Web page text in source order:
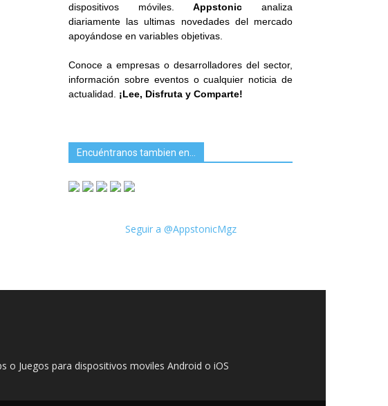
dispositivos móviles.Appstonic analiza
diariamente las ultimas novedades del mercado
apoyándose en variables objetivas.
Conoce a empresas o desarrolladores del sector,
información sobre eventos o cualquier noticia de
actualidad. ¡Lee, Disfruta y Comparte!
Encuéntranos tambien en…
Seguir a @AppstonicMgz
o Juegos para dispositivos moviles Android o iOS